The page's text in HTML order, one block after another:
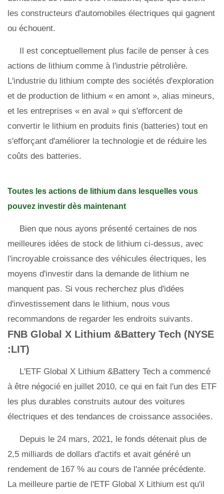
les constructeurs d'automobiles électriques qui gagnent
ou échouent.
Il est conceptuellement plus facile de penser à ces
actions de lithium comme à l'industrie pétrolière.
L'industrie du lithium compte des sociétés d'exploration
et de production de lithium « en amont », alias mineurs,
et les entreprises « en aval » qui s'efforcent de
convertir le lithium en produits finis (batteries) tout en
s'efforçant d'améliorer la technologie et de réduire les
coûts des batteries.
Toutes les actions de lithium dans lesquelles vous
pouvez investir dès maintenant
Bien que nous ayons présenté certaines de nos
meilleures idées de stock de lithium ci-dessus, avec
l'incroyable croissance des véhicules électriques, les
moyens d'investir dans la demande de lithium ne
manquent pas. Si vous recherchez plus d'idées
d'investissement dans le lithium, nous vous
recommandons de regarder les endroits suivants.
FNB Global X Lithium &Battery Tech (NYSE
:LIT)
L'ETF Global X Lithium &Battery Tech a commencé
à être négocié en juillet 2010, ce qui en fait l'un des ETF
les plus durables construits autour des voitures
électriques et des tendances de croissance associées.
Depuis le 24 mars, 2021, le fonds détenait plus de
2,5 milliards de dollars d'actifs et avait généré un
rendement de 167 % au cours de l'année précédente.
La meilleure partie de l'ETF Global X Lithium est qu'il